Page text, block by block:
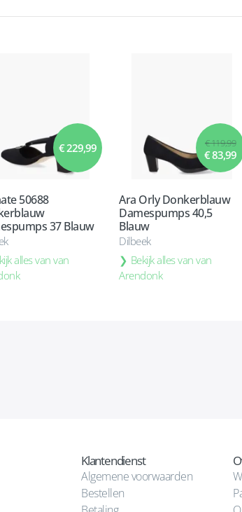
€ 229,99
50688
37 Blauw
alles van van
€ 119,99
€ 83,99
Ara Orly Donkerblauw
Damespumps 40,5
Blauw
Dilbeek
Bekijk alles van van
Arendonk
Klantendienst
Algemene voorwaarden
Bestellen